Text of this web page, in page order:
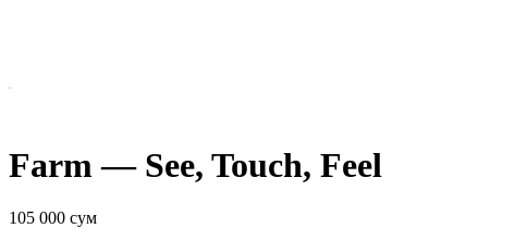
Farm — See, Touch, Feel
105 000 сум